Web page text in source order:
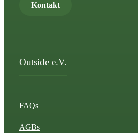
Kontakt
Outside e.V.
FAQs
AGBs